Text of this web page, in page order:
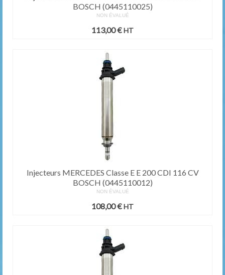
BOSCH (0445110025)
NON ÉVALUÉ
113,00€ HT
Injecteurs MERCEDES Classe E E 200 CDI 116 CV
BOSCH (0445110012)
NON ÉVALUÉ
108,00€ HT